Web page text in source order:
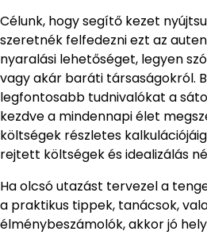
Célunk, hogy segítő kezet
szeretnék felfedezni ezt az
nyaralási lehetőséget, legyen
vagy akár baráti társaságokról.
legfontosabb tudnivalókat a
kezdve a mindennapi élet
költségek részletes
rejtett költségek és idealizálás
Ha olcsó utazást tervezel a
a praktikus tippek, tanácsok,
élménybeszámolók, akkor jó